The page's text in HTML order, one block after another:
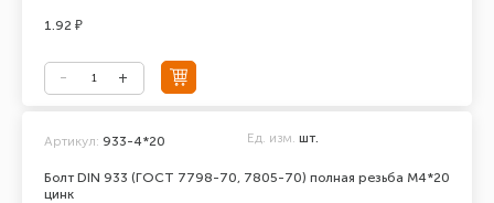
1.92 ₽
Болт DIN 933 (ГОСТ 7798-70, 7805-70) полная резьба М4*20
цинк
Артикул: 933-4*20 Ед. изм. шт.